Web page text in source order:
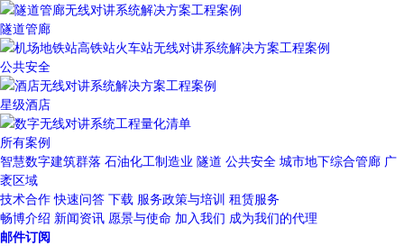
隧道管廊
公共安全
星级酒店
所有案例
智慧数字建筑群落 石油化工制造业 隧道 公共安全 城市地下综合管廊 广
袤区域
技术合作 快速问答 下载 服务政策与培训 租赁服务
畅博介绍 新闻资讯 愿景与使命 加入我们 成为我们的代理
邮件订阅